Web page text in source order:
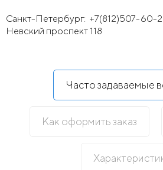
Санкт-Петербург: +7(812)507-60-
Невский проспект 118
Часто задаваемые
Как оформить заказ